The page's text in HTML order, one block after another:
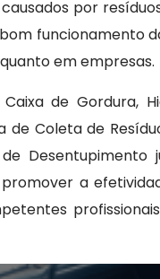
por
funcionamento
em empresas.
de Gordura,
de Coleta de
a